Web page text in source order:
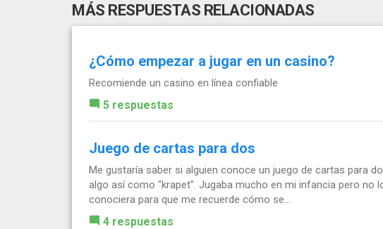
MÁS RESPUESTAS RELACIONADAS
¿Cómo empezar a jugar en un casino?
Recomiende un casino en línea confiable
5 respuestas
Juego de cartas para dos
Me gustaría saber si alguien conoce un juego de cartas para
algo así como "krapet". Jugaba mucho en mi infancia pero no
conociera para que me recuerde cómo se...
4 respuestas